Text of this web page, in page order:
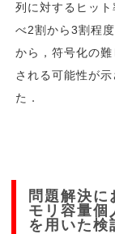
列に対するヒッ
べ2割から3割程
から，符号化の
される可能性が
た．
問題解決に
モリ容量
を用いた検